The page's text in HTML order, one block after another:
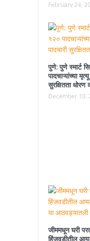
February 24,
पुणे: पुणे स्मार्ट
पादचाऱ्यांच्या
सुरक्षितता धोरण
December 10,
जीममधून घरी
हिंजवडीतील